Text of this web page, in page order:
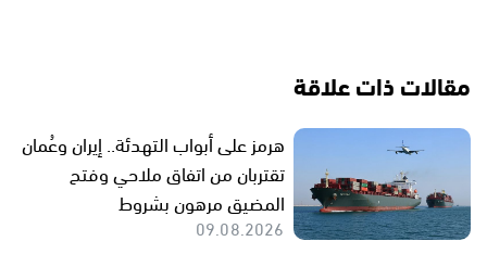
مقالات ذات علاقة
هرمز على أبواب التهدئة.. إيران وعُمان
تقتربان من اتفاق ملاحي وفتح
المضيق مرهون بشروط
09.08.2026